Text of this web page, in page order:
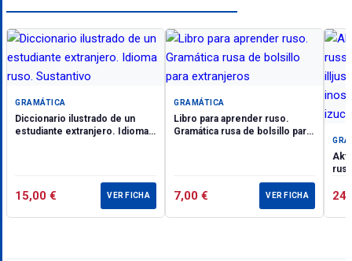
GRAMÁTICA
Diccionario ilustrado de un
estudiante extranjero. Idioma
15,00 € VER FICHA
GRAMÁTICA
Libro para aprender ruso.
Gramática rusa de bolsillo para
7,00 € VER FICHA